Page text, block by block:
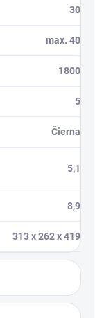
30
max. 40
1800
5
Čierna
5,1
8,9
313 x 262 x 419